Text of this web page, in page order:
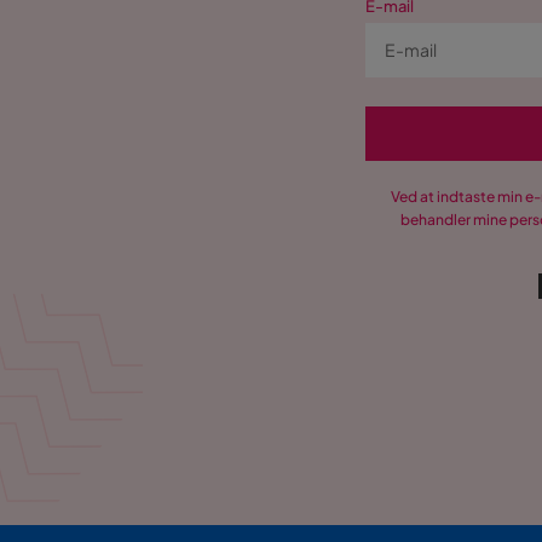
E-mail
Ved at indtaste min
behandler mine